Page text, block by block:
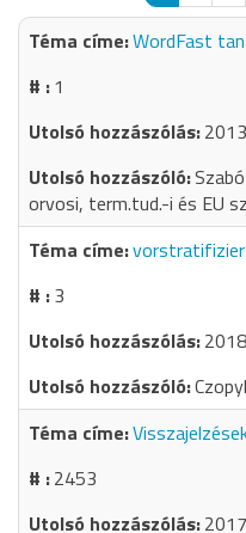
WordFast
1
orvosi, term.tud.-i és EU
3
2453